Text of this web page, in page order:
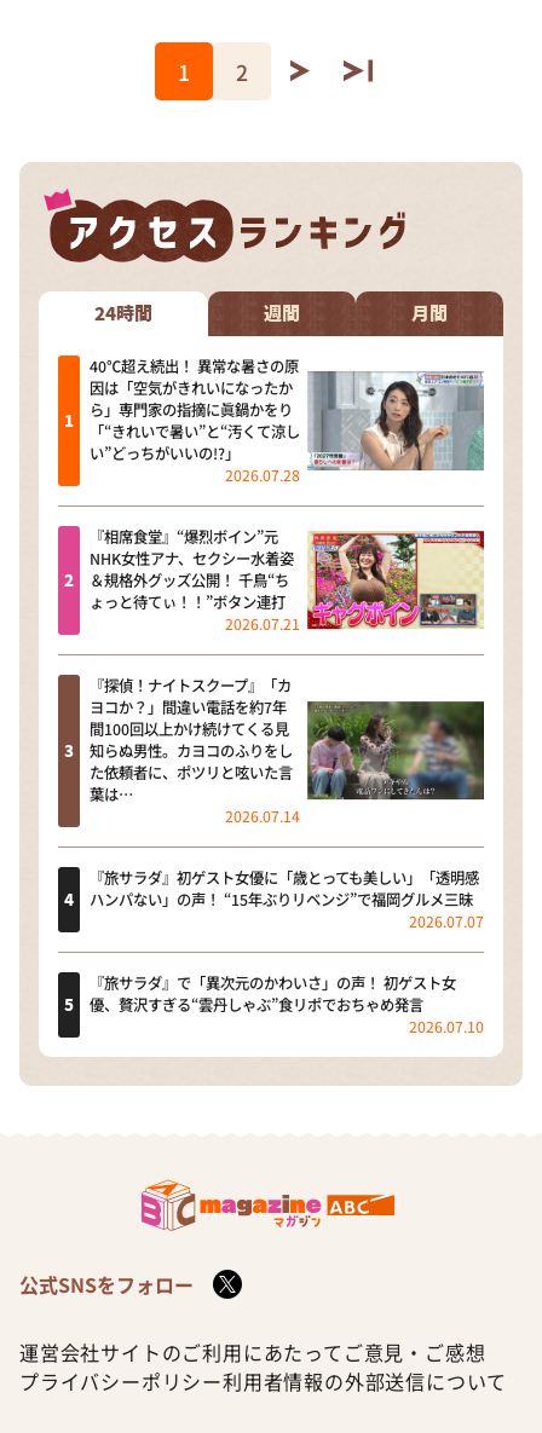
1 2
24時間 週間 月間
40℃超え続出！ 異常な暑さの原
因は「空気がきれいになったか
ら」専門家の指摘に眞鍋かをり
「“きれいで暑い”と“汚くて涼し
い”どっちがいいの!?」
2026.07.28
『相席食堂』“爆烈ボイン”元
NHK女性アナ、セクシー水着姿
＆規格外グッズ公開！ 千鳥“ち
ょっと待てぃ！！”ボタン連打
2026.07.21
『探偵！ナイトスクープ』「カ
ヨコか？」間違い電話を約7年
間100回以上かけ続けてくる見
知らぬ男性。カヨコのふりをし
た依頼者に、ポツリと呟いた言
葉は…
2026.07.14
『旅サラダ』初ゲスト女優に「歳とっても美しい」「透明感
ハンパない」の声！ “15年ぶりリベンジ”で福岡グルメ三昧
2026.07.07
『旅サラダ』で「異次元のかわいさ」の声！ 初ゲスト女
優、贅沢すぎる“雲丹しゃぶ”食リポでおちゃめ発言
2026.07.10
公式SNSをフォロー
運営会社サイトのご利用にあたって ご意見・ご感想
プライバシーポリシー利用者情報の外部送信について